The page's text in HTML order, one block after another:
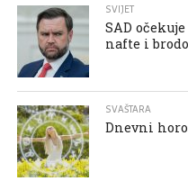
SVIJET
SAD
nafte i
SVAŠTARA
Dnevni